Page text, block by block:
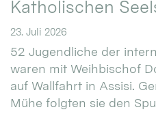
Katholischen
23. Juli 2026
52 Jugendliche der
waren mit Weihbischof
auf Wallfahrt in Assisi.
Mühe folgten sie den